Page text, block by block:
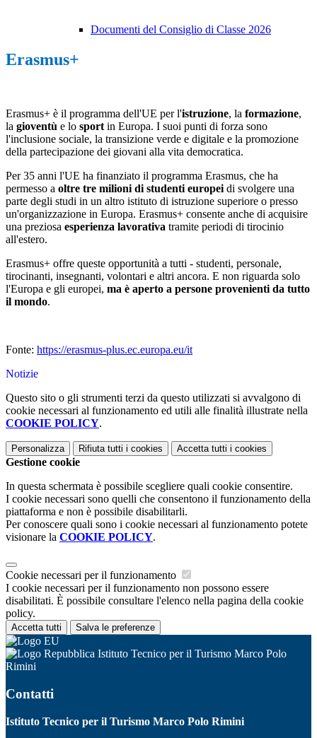
Documenti del Consiglio di Classe 2026
Erasmus+
Erasmus+ è il programma dell'UE per l'istruzione, la formazione,
la gioventù e lo sport in Europa. I suoi punti di forza sono
l'inclusione sociale, la transizione verde e digitale e la promozione
della partecipazione dei giovani alla vita democratica.
Per 35 anni l'UE ha finanziato il programma Erasmus, che ha
permesso a oltre tre milioni di studenti europei di svolgere una
parte degli studi in un altro istituto di istruzione superiore o presso
un'organizzazione in Europa. Erasmus+ consente anche di acquisire
una preziosa esperienza lavorativa tramite periodi di tirocinio
all'estero.
Erasmus+ offre queste opportunità a tutti - studenti, personale,
tirocinanti, insegnanti, volontari e altri ancora. E non riguarda solo
l'Europa e gli europei, ma è aperto a persone provenienti da tutto
il mondo.
Fonte: https://erasmus-plus.ec.europa.eu/it
Notizie
Questo sito o gli strumenti terzi da questo utilizzati si avvalgono di
cookie necessari al funzionamento ed utili alle finalità illustrate nella
COOKIE POLICY.
Personalizza Rifiuta tutti i cookies Accetta tutti i cookies
Gestione cookie
In questa schermata è possibile scegliere quali cookie consentire.
I cookie necessari sono quelli che consentono il funzionamento della
piattaforma e non è possibile disabilitarli.
Per conoscere quali sono i cookie necessari al funzionamento potete
visionare la COOKIE POLICY.
Cookie necessari per il funzionamento
I cookie necessari per il funzionamento non possono essere
disabilitati. È possibile consultare l'elenco nella pagina della cookie
policy.
Accetta tutti Salva le preferenze
Istituto Tecnico per il Turismo Marco Polo
Rimini
Contatti
Istituto Tecnico per il Turismo Marco Polo Rimini